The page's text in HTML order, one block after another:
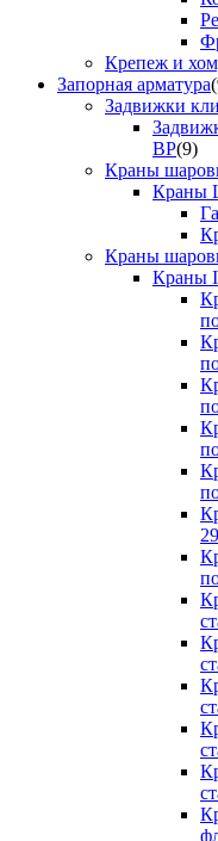
Крепеж и
Запорная арматура
Задвижки
ВР(9)
Краны
Краны
Краны
Краны